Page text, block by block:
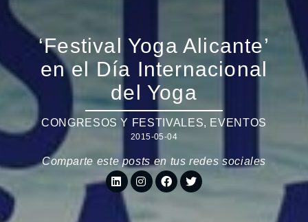
‘Festival Yoga Alicante’
en el Día Internacional
del Yoga
CONGRESOS Y FESTIVALES, EVENTOS
2015-05-04
Comparte este posts en tus redes sociales